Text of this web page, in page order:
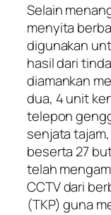
Selain
menyita
digunakan
hasil dari
diamankan
dua, 4 unit
telepon
senjata
beserta 27
telah
CCTV dari
(TKP) guna